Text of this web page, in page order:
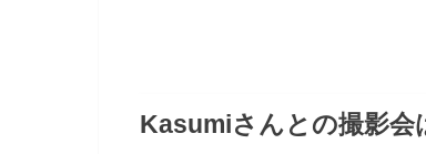
Kasumiさんとの撮影会